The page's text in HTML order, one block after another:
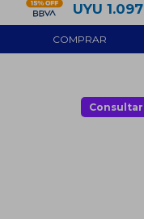
UYU 1.097
Consultar